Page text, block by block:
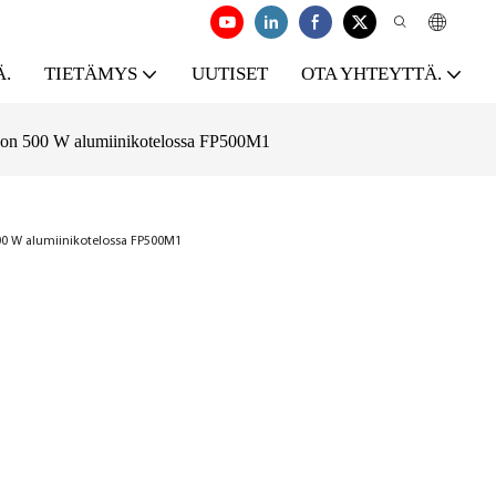
TIETÄMYS UUTISET OTA YHTEYTTÄ.
500 W alumiinikotelossa FP500M1
W alumiinikotelossa FP500M1